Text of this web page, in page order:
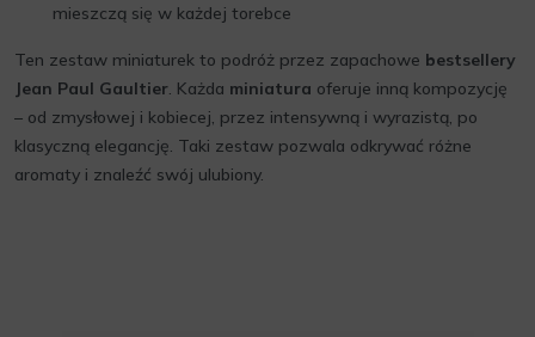
mieszczą się w każdej torebce
Ten zestaw miniaturek to podróż przez zapachowe bestsellery
Jean Paul Gaultier. Każda miniatura oferuje inną kompozycję
– od zmysłowej i kobiecej, przez intensywną i wyrazistą, po
klasyczną elegancję. Taki zestaw pozwala odkrywać różne
aromaty i znaleźć swój ulubiony.